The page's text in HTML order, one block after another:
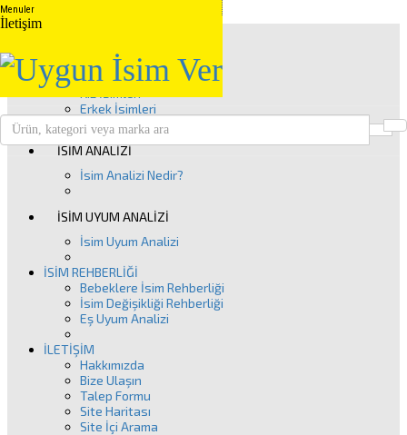
Menuler
İletişim
Close
Kuranda Geçen İsimler
Peygamber İsimleri
Erkek İsimleri
İSİM ANALİZİ
İsim Analizi Nedir?
İSİM UYUM ANALİZİ
İsim Uyum Analizi
İSİM REHBERLİĞİ
Bebeklere İsim Rehberliği
İsim Değişikliği Rehberliği
Eş Uyum Analizi
İLETİŞİM
Hakkımızda
Bize Ulaşın
Talep Formu
Site Haritası
Site İçi Arama